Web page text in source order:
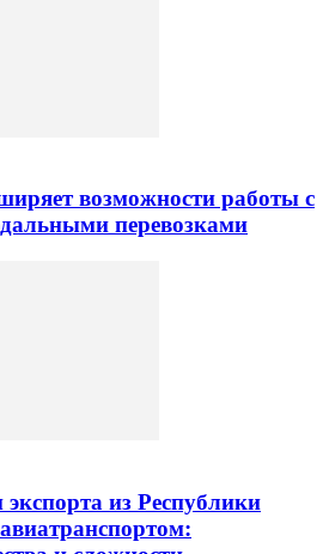
возможности работы с
перевозками
из Республики